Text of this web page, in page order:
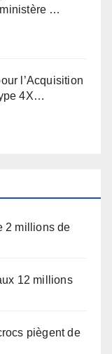
…
l’Acquisition
4X…
2 millions de
12 millions
piègent de